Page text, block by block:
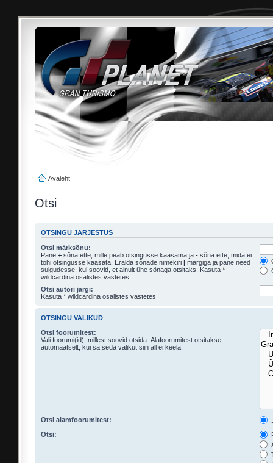
Avaleht
Otsi
OTSINGU JÄRJESTUS
Otsi märksõnu:
Pane + sõna ette, mille peab otsingusse kaasama ja - sõna ette, mida ei
tohi otsingusse kaasata. Eralda sõnade nimekiri | märgiga ja pane need
sulgudesse, kui soovid, et ainult ühe sõnaga otsitaks. Kasuta *
wildcardina osalistes vastetes.
Otsi autori järgi:
Kasuta * wildcardina osalistes vastetes
OTSINGU VALIKUD
Otsi foorumitest:
Vali foorumi(id), millest soovid otsida. Alafoorumitest otsitakse
automaatselt, kui sa seda valikut siin all ei keela.
Otsi alamfoorumitest:
Otsi: